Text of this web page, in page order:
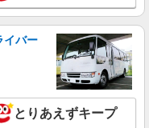
ー・配達
日 時給1,200円以上 土日・
1丁目1-33
イバー
とりあえずキープ